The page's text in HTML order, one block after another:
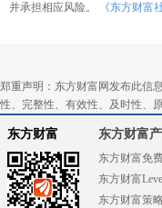
并承担相应风险。
《东方财富
郑重声明：东方财富网发布此信
性、完整性、有效性、及时性、
东方财富 东方财富
东方财富免
东方财富
东方财富策